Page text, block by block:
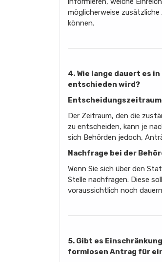
möglicherweise
können.
4. Wie lange dauert es
entschieden wird?
Der Zeitraum, den die
zu entscheiden, kann je
sich Behörden jedoch,
Nachfrage bei der
Wenn Sie sich über den
Stelle nachfragen. Diese
voraussichtlich noch
5. Gibt es
formlosen Antrag für